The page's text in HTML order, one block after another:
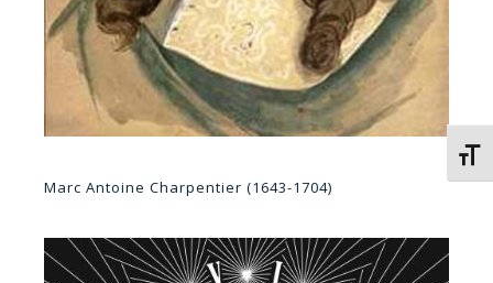
Marc Antoine Charpentier (1643-1704)